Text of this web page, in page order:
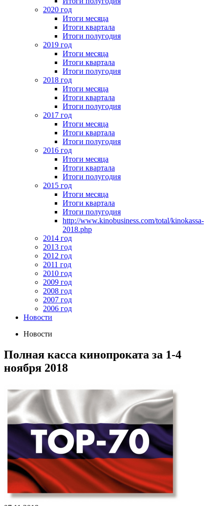
2020 год
Итоги месяца
Итоги квартала
Итоги полугодия
2019 год
Итоги месяца
Итоги квартала
Итоги полугодия
2018 год
Итоги месяца
Итоги квартала
Итоги полугодия
2017 год
Итоги месяца
Итоги квартала
Итоги полугодия
2016 год
Итоги месяца
Итоги квартала
Итоги полугодия
2015 год
Итоги месяца
Итоги квартала
Итоги полугодия
http://www.kinobusiness.com/total/kinokassa-
2018.php
2014 год
2013 год
2012 год
2011 год
2010 год
2009 год
2008 год
2007 год
2006 год
Новости
Новости
Полная касса кинопроката за 1-4
ноября 2018